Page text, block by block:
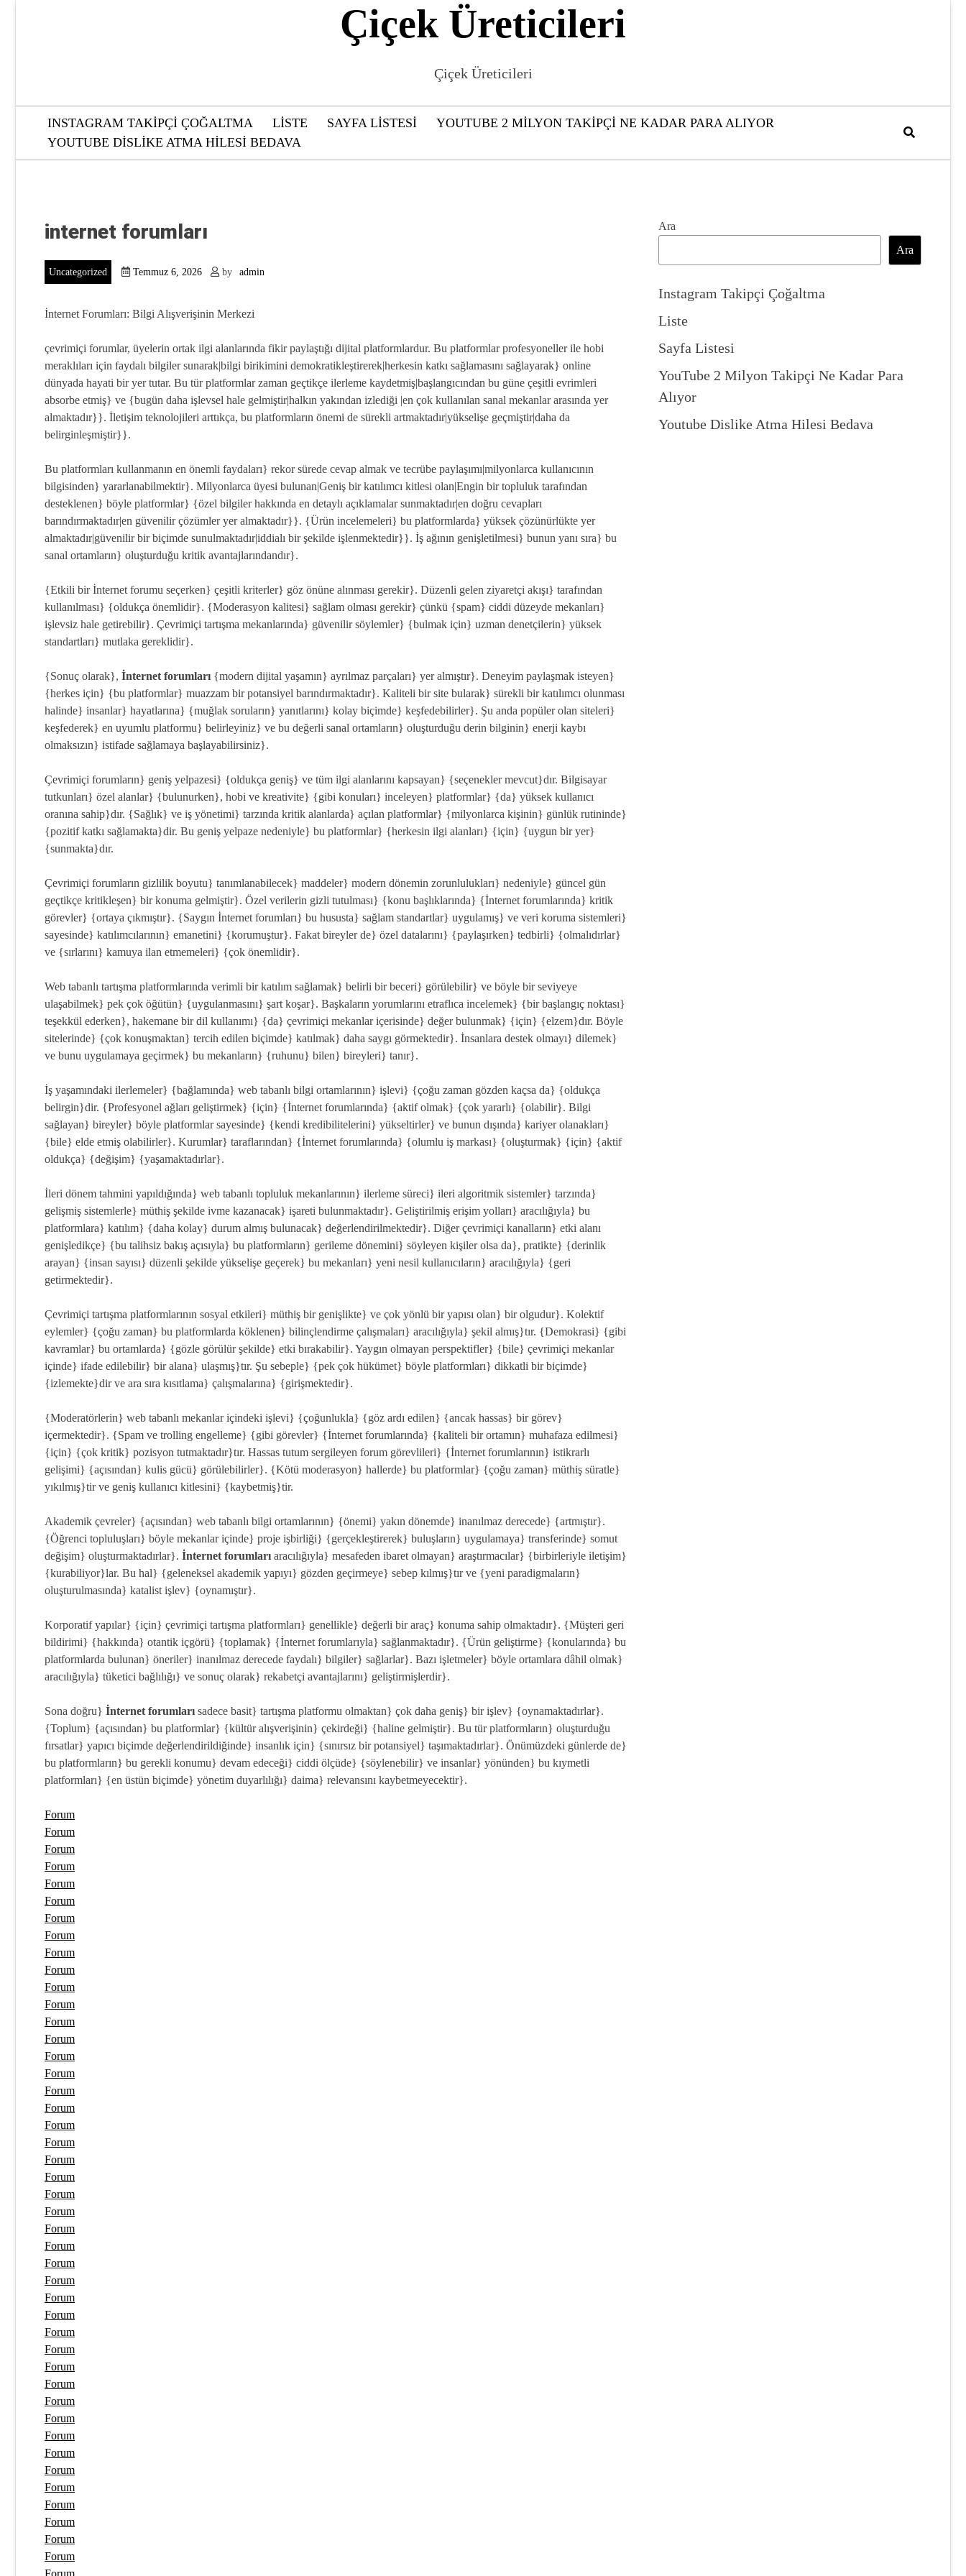
Çiçek Üreticileri
Çiçek Üreticileri
INSTAGRAM TAKIPÇI ÇOĞALTMA LISTE SAYFA LISTESI
YOUTUBE 2 MILYON TAKIPÇI NE KADAR PARA ALIYOR
YOUTUBE DISLIKE ATMA HILESI BEDAVA
internet forumları
Uncategorized Temmuz 6, 2026 by admin
İnternet Forumları: Bilgi Alışverişinin Merkezi
çevrimiçi forumlar, üyelerin ortak ilgi alanlarında fikir paylaştığı dijital platformlardur. Bu platformlar profesyoneller ile hobi
meraklıları için faydalı bilgiler sunarak|bilgi birikimini demokratikleştirerek|herkesin katkı sağlamasını sağlayarak} online
dünyada hayati bir yer tutar. Bu tür platformlar zaman geçtikçe ilerleme kaydetmiş|başlangıcından bu güne çeşitli evrimleri
absorbe etmiş} ve {bugün daha işlevsel hale gelmiştir|halkın yakından izlediği |en çok kullanılan sanal mekanlar arasında yer
almaktadır}}. İletişim teknolojileri arttıkça, bu platformların önemi de sürekli artmaktadır|yükselişe geçmiştir|daha da
belirginleşmiştir}}.
Bu platformları kullanmanın en önemli faydaları} rekor sürede cevap almak ve tecrübe paylaşımı|milyonlarca kullanıcının
bilgisinden} yararlanabilmektir}. Milyonlarca üyesi bulunan|Geniş bir katılımcı kitlesi olan|Engin bir topluluk tarafından
desteklenen} böyle platformlar} {özel bilgiler hakkında en detaylı açıklamalar sunmaktadır|en doğru cevapları
barındırmaktadır|en güvenilir çözümler yer almaktadır}}. {Ürün incelemeleri} bu platformlarda} yüksek çözünürlükte yer
almaktadır|güvenilir bir biçimde sunulmaktadır|iddialı bir şekilde işlenmektedir}}. İş ağının genişletilmesi} bunun yanı sıra} bu
sanal ortamların} oluşturduğu kritik avantajlarındandır}.
{Etkili bir İnternet forumu seçerken} çeşitli kriterler} göz önüne alınması gerekir}. Düzenli gelen ziyaretçi akışı} tarafından
kullanılması} {oldukça önemlidir}. {Moderasyon kalitesi} sağlam olması gerekir} çünkü {spam} ciddi düzeyde mekanları}
işlevsiz hale getirebilir}. Çevrimiçi tartışma mekanlarında} güvenilir söylemler} {bulmak için} uzman denetçilerin} yüksek
standartları} mutlaka gereklidir}.
{Sonuç olarak}, İnternet forumları {modern dijital yaşamın} ayrılmaz parçaları} yer almıştır}. Deneyim paylaşmak isteyen}
{herkes için} {bu platformlar} muazzam bir potansiyel barındırmaktadır}. Kaliteli bir site bularak} sürekli bir katılımcı olunması
halinde} insanlar} hayatlarına} {muğlak soruların} yanıtlarını} kolay biçimde} keşfedebilirler}. Şu anda popüler olan siteleri}
keşfederek} en uyumlu platformu} belirleyiniz} ve bu değerli sanal ortamların} oluşturduğu derin bilginin} enerji kaybı
olmaksızın} istifade sağlamaya başlayabilirsiniz}.
Çevrimiçi forumların} geniş yelpazesi} {oldukça geniş} ve tüm ilgi alanlarını kapsayan} {seçenekler mevcut}dır. Bilgisayar
tutkunları} özel alanlar} {bulunurken}, hobi ve kreativite} {gibi konuları} inceleyen} platformlar} {da} yüksek kullanıcı
oranına sahip}dır. {Sağlık} ve iş yönetimi} tarzında kritik alanlarda} açılan platformlar} {milyonlarca kişinin} günlük rutininde}
{pozitif katkı sağlamakta}dir. Bu geniş yelpaze nedeniyle} bu platformlar} {herkesin ilgi alanları} {için} {uygun bir yer}
{sunmakta}dır.
Çevrimiçi forumların gizlilik boyutu} tanımlanabilecek} maddeler} modern dönemin zorunlulukları} nedeniyle} güncel gün
geçtikçe kritikleşen} bir konuma gelmiştir}. Özel verilerin gizli tutulması} {konu başlıklarında} {İnternet forumlarında} kritik
görevler} {ortaya çıkmıştır}. {Saygın İnternet forumları} bu hususta} sağlam standartlar} uygulamış} ve veri koruma sistemleri}
sayesinde} katılımcılarının} emanetini} {korumuştur}. Fakat bireyler de} özel datalarını} {paylaşırken} tedbirli} {olmalıdırlar}
ve {sırlarını} kamuya ilan etmemeleri} {çok önemlidir}.
Web tabanlı tartışma platformlarında verimli bir katılım sağlamak} belirli bir beceri} görülebilir} ve böyle bir seviyeye
ulaşabilmek} pek çok öğütün} {uygulanmasını} şart koşar}. Başkaların yorumlarını etraflıca incelemek} {bir başlangıç noktası}
teşekkül ederken}, hakemane bir dil kullanımı} {da} çevrimiçi mekanlar içerisinde} değer bulunmak} {için} {elzem}dır. Böyle
sitelerinde} {çok konuşmaktan} tercih edilen biçimde} katılmak} daha saygı görmektedir}. İnsanlara destek olmayı} dilemek}
ve bunu uygulamaya geçirmek} bu mekanların} {ruhunu} bilen} bireyleri} tanır}.
İş yaşamındaki ilerlemeler} {bağlamında} web tabanlı bilgi ortamlarının} işlevi} {çoğu zaman gözden kaçsa da} {oldukça
belirgin}dir. {Profesyonel ağları geliştirmek} {için} {İnternet forumlarında} {aktif olmak} {çok yararlı} {olabilir}. Bilgi
sağlayan} bireyler} böyle platformlar sayesinde} {kendi kredibilitelerini} yükseltirler} ve bunun dışında} kariyer olanakları}
{bile} elde etmiş olabilirler}. Kurumlar} taraflarından} {İnternet forumlarında} {olumlu iş markası} {oluşturmak} {için} {aktif
oldukça} {değişim} {yaşamaktadırlar}.
İleri dönem tahmini yapıldığında} web tabanlı topluluk mekanlarının} ilerleme süreci} ileri algoritmik sistemler} tarzında}
gelişmiş sistemlerle} müthiş şekilde ivme kazanacak} işareti bulunmaktadır}. Geliştirilmiş erişim yolları} aracılığıyla} bu
platformlara} katılım} {daha kolay} durum almış bulunacak} değerlendirilmektedir}. Diğer çevrimiçi kanalların} etki alanı
genişledikçe} {bu talihsiz bakış açısıyla} bu platformların} gerileme dönemini} söyleyen kişiler olsa da}, pratikte} {derinlik
arayan} {insan sayısı} düzenli şekilde yükselişe geçerek} bu mekanları} yeni nesil kullanıcıların} aracılığıyla} {geri
getirmektedir}.
Çevrimiçi tartışma platformlarının sosyal etkileri} müthiş bir genişlikte} ve çok yönlü bir yapısı olan} bir olgudur}. Kolektif
eylemler} {çoğu zaman} bu platformlarda köklenen} bilinçlendirme çalışmaları} aracılığıyla} şekil almış}tır. {Demokrasi} {gibi
kavramlar} bu ortamlarda} {gözle görülür şekilde} etki bırakabilir}. Yaygın olmayan perspektifler} {bile} çevrimiçi mekanlar
içinde} ifade edilebilir} bir alana} ulaşmış}tır. Şu sebeple} {pek çok hükümet} böyle platformları} dikkatli bir biçimde}
{izlemekte}dir ve ara sıra kısıtlama} çalışmalarına} {girişmektedir}.
{Moderatörlerin} web tabanlı mekanlar içindeki işlevi} {çoğunlukla} {göz ardı edilen} {ancak hassas} bir görev}
içermektedir}. {Spam ve trolling engelleme} {gibi görevler} {İnternet forumlarında} {kaliteli bir ortamın} muhafaza edilmesi}
{için} {çok kritik} pozisyon tutmaktadır}tır. Hassas tutum sergileyen forum görevlileri} {İnternet forumlarının} istikrarlı
gelişimi} {açısından} kulis gücü} görülebilirler}. {Kötü moderasyon} hallerde} bu platformlar} {çoğu zaman} müthiş süratle}
yıkılmış}tir ve geniş kullanıcı kitlesini} {kaybetmiş}tir.
Akademik çevreler} {açısından} web tabanlı bilgi ortamlarının} {önemi} yakın dönemde} inanılmaz derecede} {artmıştır}.
{Öğrenci topluluşları} böyle mekanlar içinde} proje işbirliği} {gerçekleştirerek} buluşların} uygulamaya} transferinde} somut
değişim} oluşturmaktadırlar}. İnternet forumları aracılığıyla} mesafeden ibaret olmayan} araştırmacılar} {birbirleriyle iletişim}
{kurabiliyor}lar. Bu hal} {geleneksel akademik yapıyı} gözden geçirmeye} sebep kılmış}tır ve {yeni paradigmaların}
oluşturulmasında} katalist işlev} {oynamıştır}.
Korporatif yapılar} {için} çevrimiçi tartışma platformları} genellikle} değerli bir araç} konuma sahip olmaktadır}. {Müşteri geri
bildirimi} {hakkında} otantik içgörü} {toplamak} {İnternet forumlarıyla} sağlanmaktadır}. {Ürün geliştirme} {konularında} bu
platformlarda bulunan} öneriler} inanılmaz derecede faydalı} bilgiler} sağlarlar}. Bazı işletmeler} böyle ortamlara dâhil olmak}
aracılığıyla} tüketici bağlılığı} ve sonuç olarak} rekabetçi avantajlarını} geliştirmişlerdir}.
Sona doğru} İnternet forumları sadece basit} tartışma platformu olmaktan} çok daha geniş} bir işlev} {oynamaktadırlar}.
{Toplum} {açısından} bu platformlar} {kültür alışverişinin} çekirdeği} {haline gelmiştir}. Bu tür platformların} oluşturduğu
fırsatlar} yapıcı biçimde değerlendirildiğinde} insanlık için} {sınırsız bir potansiyel} taşımaktadırlar}. Önümüzdeki günlerde de}
bu platformların} bu gerekli konumu} devam edeceği} ciddi ölçüde} {söylenebilir} ve insanlar} yönünden} bu kıymetli
platformları} {en üstün biçimde} yönetim duyarlılığı} daima} relevansını kaybetmeyecektir}.
Forum
Forum
Forum
Forum
Forum
Forum
Forum
Forum
Forum
Forum
Forum
Forum
Forum
Forum
Forum
Forum
Forum
Forum
Forum
Forum
Forum
Forum
Forum
Forum
Forum
Forum
Forum
Forum
Forum
Forum
Forum
Forum
Forum
Forum
Forum
Forum
Forum
Forum
Forum
Forum
Forum
Forum
Forum
Forum
Forum
Ara
Ara
Instagram Takipçi Çoğaltma
Liste
Sayfa Listesi
YouTube 2 Milyon Takipçi Ne Kadar Para
Alıyor
Youtube Dislike Atma Hilesi Bedava